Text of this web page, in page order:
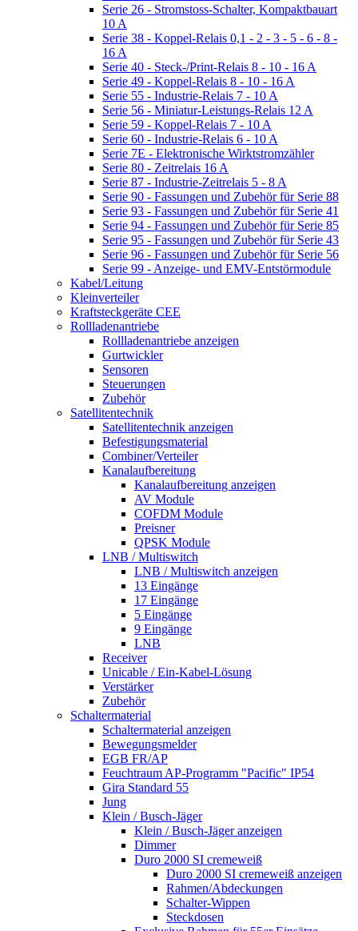
Serie 26 - Stromstoss-Schalter, Kompaktbauart
10 A
Serie 38 - Koppel-Relais 0,1 - 2 - 3 - 5 - 6 - 8 -
16 A
Serie 40 - Steck-/Print-Relais 8 - 10 - 16 A
Serie 49 - Koppel-Relais 8 - 10 - 16 A
Serie 55 - Industrie-Relais 7 - 10 A
Serie 56 - Miniatur-Leistungs-Relais 12 A
Serie 59 - Koppel-Relais 7 - 10 A
Serie 60 - Industrie-Relais 6 - 10 A
Serie 7E - Elektronische Wirktstromzähler
Serie 80 - Zeitrelais 16 A
Serie 87 - Industrie-Zeitrelais 5 - 8 A
Serie 90 - Fassungen und Zubehör für Serie 88
Serie 93 - Fassungen und Zubehör für Serie 41
Serie 94 - Fassungen und Zubehör für Serie 85
Serie 95 - Fassungen und Zubehör für Serie 43
Serie 96 - Fassungen und Zubehör für Serie 56
Serie 99 - Anzeige- und EMV-Entstörmodule
Kabel/Leitung
Kleinverteiler
Kraftsteckgeräte CEE
Rollladenantriebe
Rollladenantriebe anzeigen
Gurtwickler
Sensoren
Steuerungen
Zubehör
Satellitentechnik
Satellitentechnik anzeigen
Befestigungsmaterial
Combiner/Verteiler
Kanalaufbereitung
Kanalaufbereitung anzeigen
AV Module
COFDM Module
Preisner
QPSK Module
LNB / Multiswitch
LNB / Multiswitch anzeigen
13 Eingänge
17 Eingänge
5 Eingänge
9 Eingänge
LNB
Receiver
Unicable / Ein-Kabel-Lösung
Verstärker
Zubehör
Schaltermaterial
Schaltermaterial anzeigen
Bewegungsmelder
EGB FR/AP
Feuchtraum AP-Programm "Pacific" IP54
Gira Standard 55
Jung
Klein / Busch-Jäger
Klein / Busch-Jäger anzeigen
Dimmer
Duro 2000 SI cremeweiß
Duro 2000 SI cremeweiß anzeigen
Rahmen/Abdeckungen
Schalter-Wippen
Steckdosen